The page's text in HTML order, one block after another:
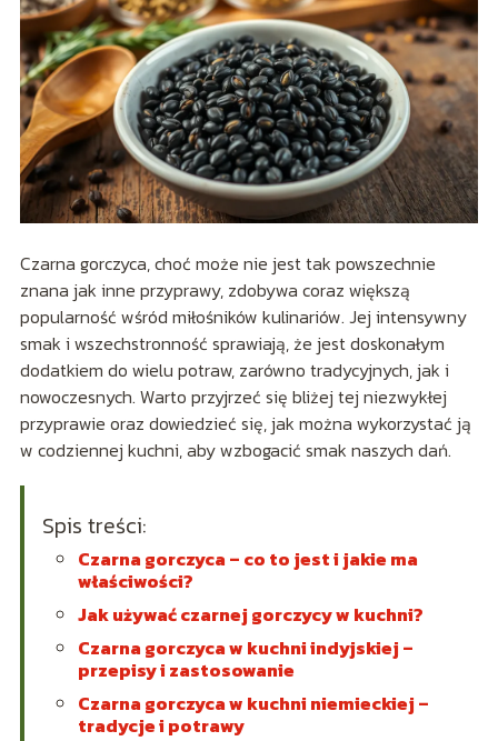
Czarna gorczyca, choć może nie jest tak powszechnie
znana jak inne przyprawy, zdobywa coraz większą
popularność wśród miłośników kulinariów. Jej intensywny
smak i wszechstronność sprawiają, że jest doskonałym
dodatkiem do wielu potraw, zarówno tradycyjnych, jak i
nowoczesnych. Warto przyjrzeć się bliżej tej niezwykłej
przyprawie oraz dowiedzieć się, jak można wykorzystać ją
w codziennej kuchni, aby wzbogacić smak naszych dań.
Spis treści:
Czarna gorczyca – co to jest i jakie ma
właściwości?
Jak używać czarnej gorczycy w kuchni?
Czarna gorczyca w kuchni indyjskiej –
przepisy i zastosowanie
Czarna gorczyca w kuchni niemieckiej –
tradycje i potrawy